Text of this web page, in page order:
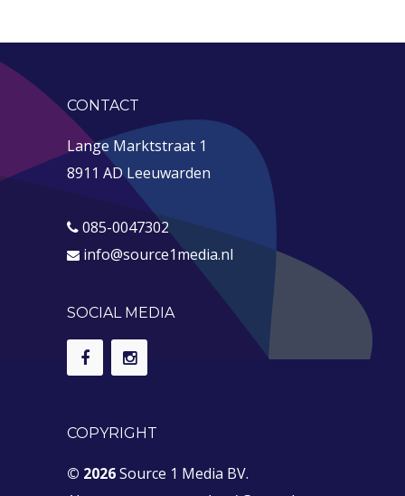
CONTACT
Lange Marktstraat 1
8911 AD Leeuwarden
085-0047302
info@source1media.nl
SOCIAL MEDIA
COPYRIGHT
© 2026Source 1 Media BV.